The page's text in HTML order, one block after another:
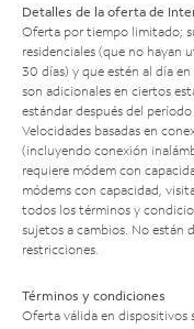
Detalles de la oferta de
Oferta por tiempo limitado;
residenciales (que no hayan
30 días) y que estén al día
son adicionales en ciertos
estándar después del
Velocidades basadas en
(incluyendo conexión
requiere módem con
módems con capacidad,
todos los términos y
sujetos a cambios. No están
restricciones.
Términos y condiciones
Oferta válida en dispositivos